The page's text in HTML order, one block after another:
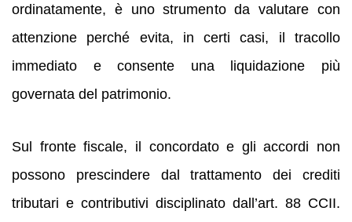
ordinatamente, è uno strumento da valutare con
attenzione perché evita, in certi casi, il tracollo
immediato e consente una liquidazione più
governata del patrimonio.
Sul fronte fiscale, il concordato e gli accordi non
possono prescindere dal trattamento dei crediti
tributari e contributivi disciplinato dall’art. 88 CCII.